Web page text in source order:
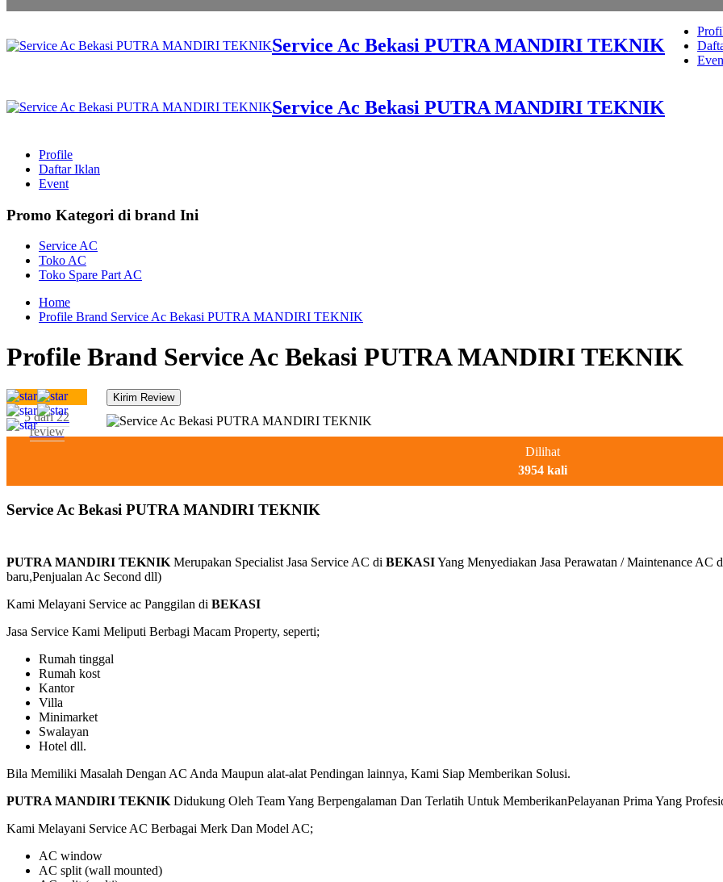
Service Ac Bekasi PUTRA MANDIRI TEKNIK
Service Ac Bekasi PUTRA MANDIRI TEKNIK
Profile
Daftar Iklan
Event
Promo Kategori di brand Ini
Service AC
Toko AC
Toko Spare Part AC
Home
Profile Brand Service Ac Bekasi PUTRA MANDIRI TEKNIK
Profile Brand Service Ac Bekasi PUTRA MANDIRI TEKNIK
5 dari 22
review
Dilihat
3954 kali
Service Ac Bekasi PUTRA MANDIRI TEKNIK
PUTRA MANDIRI TEKNIK Merupakan Specialist Jasa Service AC di BEKASIYang Menyediakan Jasa Perawatan / Maintenance AC
baru,Penjualan Ac Second dll)
Kami Melayani Service ac Panggilan di BEKASI
Jasa Service Kami Meliputi Berbagi Macam Property, seperti;
Rumah tinggal
Rumah kost
Kantor
Villa
Minimarket
Swalayan
Hotel dll.
Bila Memiliki Masalah Dengan AC Anda Maupun alat-alat Pendingan lainnya, Kami Siap Memberikan Solusi.
PUTRA MANDIRI TEKNIK Didukung Oleh Team Yang Berpengalaman Dan Terlatih Untuk MemberikanPelayanan Prima Yang
Kami Melayani Service AC Berbagai Merk Dan Model AC;
AC window
AC split (wall mounted)